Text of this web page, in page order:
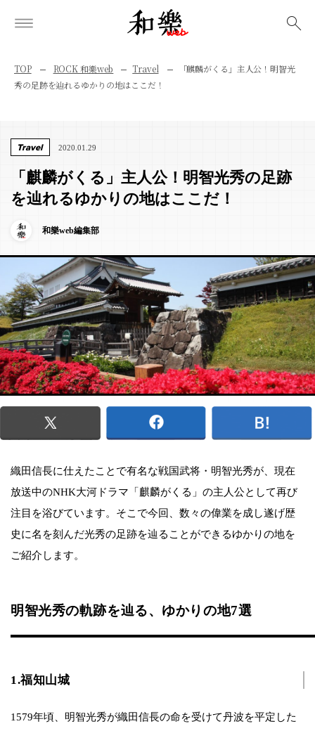
TOP ROCK 和樂web Travel
「麒麟がくる」主人公！明智光
秀の足跡を辿れるゆかりの地はここだ！
Travel 2020.01.29
「麒麟がくる」主人公！明智光秀の足跡
を辿れるゆかりの地はここだ！
和樂web編集部
織田信長に仕えたことで有名な戦国武将・明智光秀が、現在
放送中のNHK大河ドラマ「麒麟がくる」の主人公として再び
注目を浴びています。そこで今回、数々の偉業を成し遂げ歴
史に名を刻んだ光秀の足跡を辿ることができるゆかりの地を
ご紹介します。
明智光秀の軌跡を辿る、ゆかりの地7選
1.福知山城
1579年頃、明智光秀が織田信長の命を受けて丹波を平定した